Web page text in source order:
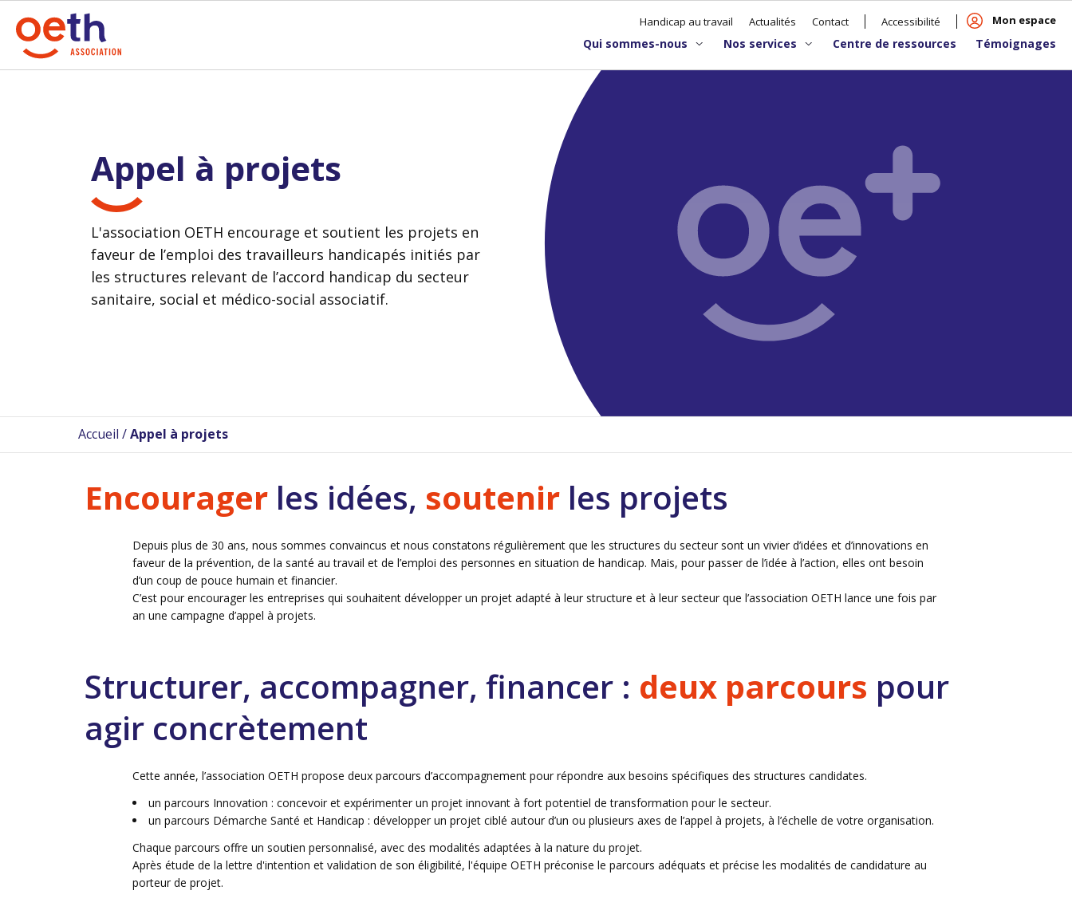
Handicap au travail Actualités Contact Accessibilité Mon espace
Qui sommes-nous Nos services Centre de ressources Témoignages
Appel à projets
L'association OETH encourage et soutient les projets en
faveur de l’emploi des travailleurs handicapés initiés par
les structures relevant de l’accord handicap du secteur
sanitaire, social et médico-social associatif.
Accueil /Appel à projets
Encourager les idées, soutenir les projets
Depuis plus de 30 ans, nous sommes convaincus et nous constatons régulièrement que les structures du secteur sont un vivier d’idées et d’innovations en
faveur de la prévention, de la santé au travail et de l’emploi des personnes en situation de handicap. Mais, pour passer de l’idée à l’action, elles ont besoin
d’un coup de pouce humain et financier.
C’est pour encourager les entreprises qui souhaitent développer un projet adapté à leur structure et à leur secteur que l’association OETH lance une fois par
an une campagne d’appel à projets.
Structurer, accompagner, financer : deux parcours pour
agir concrètement
Cette année, l’association OETH propose deux parcours d’accompagnement pour répondre aux besoins spécifiques des structures candidates.
un parcours Innovation : concevoir et expérimenter un projet innovant à fort potentiel de transformation pour le secteur.
un parcours Démarche Santé et Handicap : développer un projet ciblé autour d’un ou plusieurs axes de l’appel à projets, à l’échelle de votre organisation.
Chaque parcours offre un soutien personnalisé, avec des modalités adaptées à la nature du projet.
Après étude de la lettre d'intention et validation de son éligibilité, l'équipe OETH préconise le parcours adéquats et précise les modalités de candidature au
porteur de projet.